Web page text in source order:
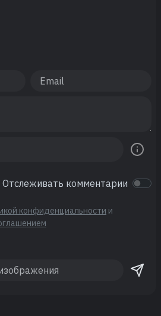
Отслеживать комментарии
конфиденциальности и